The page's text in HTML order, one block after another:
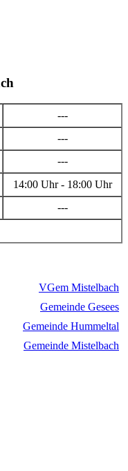
---
---
---
14:00 Uhr - 18:00 Uhr
---
VGem Mistelbach
Gemeinde Gesees
Gemeinde Hummeltal
Gemeinde Mistelbach